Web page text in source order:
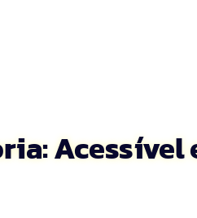
Acessível